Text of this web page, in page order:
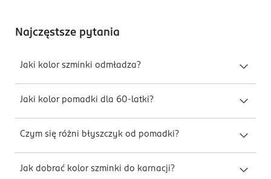
Najczęstsze pytania
Jaki kolor szminki odmładza?
Jaki kolor pomadki dla 60-latki?
Czym się różni błyszczyk od pomadki?
Jak dobrać kolor szminki do karnacji?